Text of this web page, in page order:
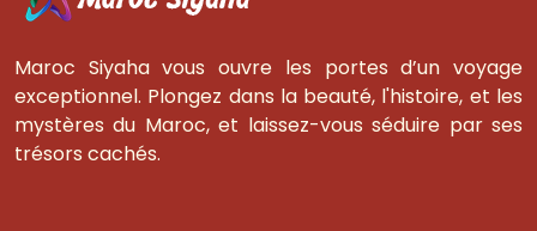
Maroc Siyaha vous ouvre les portes d’un voyage
exceptionnel. Plongez dans la beauté, l'histoire, et les
mystères du Maroc, et laissez-vous séduire par ses
trésors cachés.